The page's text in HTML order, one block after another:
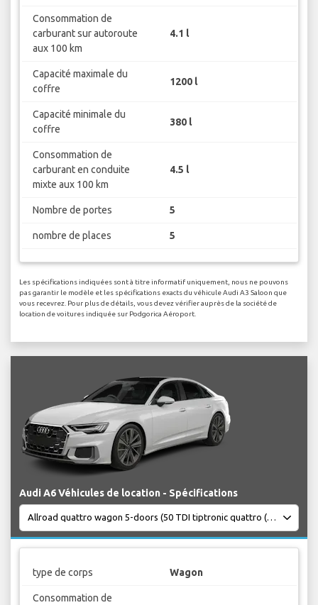
Consommation de
carburant sur autoroute
aux 100 km
4.1 l
Capacité maximale du
coffre
1200 l
Capacité minimale du
coffre
380 l
Consommation de
carburant en conduite
mixte aux 100 km
4.5 l
Nombre de portes 5
nombre de places 5
Les spécifications indiquées sont à titre informatif uniquement, nous ne pouvons
pas garantir le modèle et les spécifications exacts du véhicule Audi A3 Saloon que
vous recevrez. Pour plus de détails, vous devez vérifier auprès de la société de
location de voitures indiquée sur Podgorica Aéroport.
Audi A6 Véhicules de location - Spécifications
type de corps Wagon
Consommation de